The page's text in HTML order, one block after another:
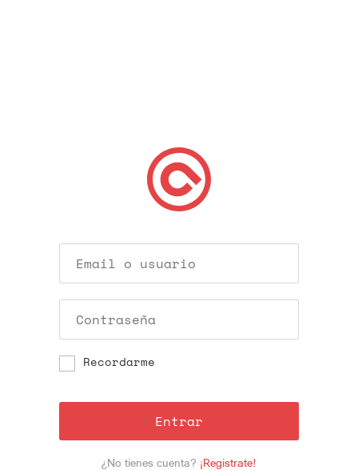
Recordarme
Entrar
¿No tienes cuenta? ¡Registrate!